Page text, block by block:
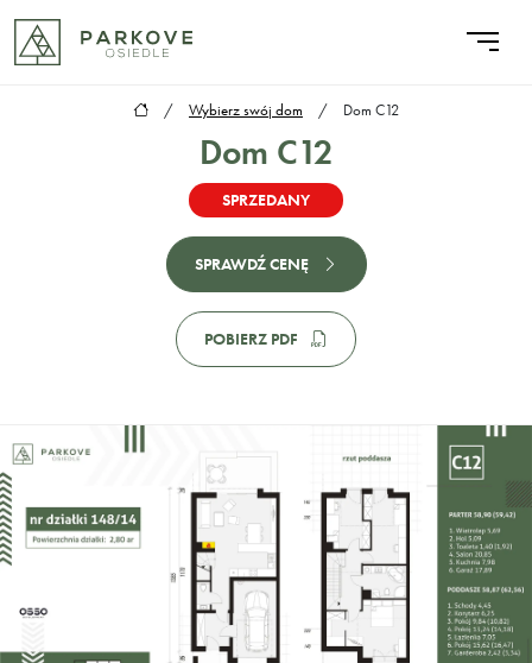
/ Wybierz swój dom / Dom C12
Dom C12
SPRZEDANY
SPRAWDŹ CENĘ
POBIERZ PDF